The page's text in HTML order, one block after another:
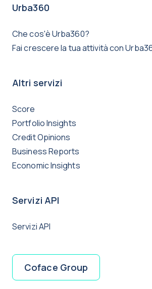
Urba360
Che cos'è Urba360?
Fai crescere la tua attività con
Altri servizi
Score
Portfolio Insights
Credit Opinions
Business Reports
Economic Insights
Servizi API
Servizi API
Coface Group